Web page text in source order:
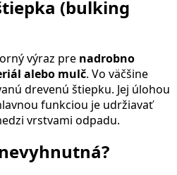
(bulking
výraz pre nadrobno
alebo mulč. Vo väčšine
drevenú štiepku. Jej úlohou
funkciou je udržiavať
vrstvami odpadu.